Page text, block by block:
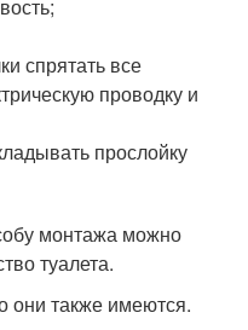
спрятать все
проводку и
прослойку
монтажа можно
туалета.
они также имеются.